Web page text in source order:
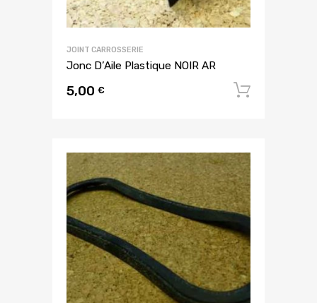
JOINT CARROSSERIE
Jonc D’Aile Plastique NOIR AR
5,00 €